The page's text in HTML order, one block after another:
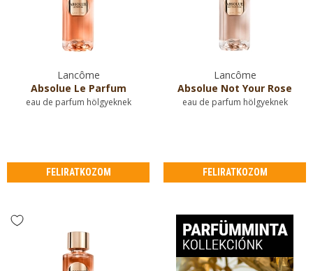
Lancôme
Absolue Le Parfum
eau de parfum hölgyeknek
FELIRATKOZOM
Lancôme
Absolue Not Your Rose
eau de parfum hölgyeknek
FELIRATKOZOM